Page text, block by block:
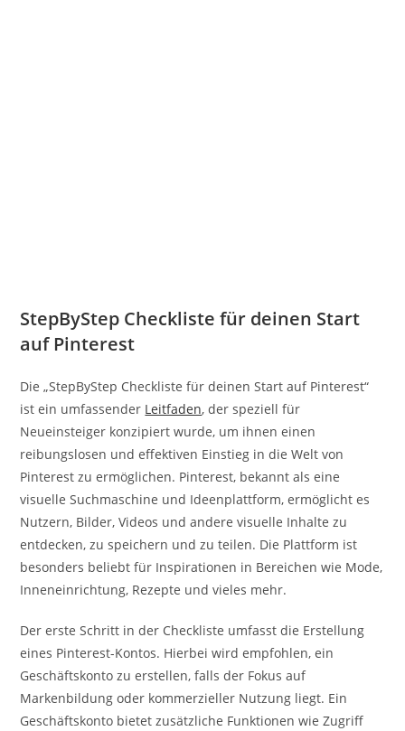
StepByStep Checkliste für deinen Start
auf Pinterest
Die „StepByStep Checkliste für deinen Start auf Pinterest“
ist ein umfassender Leitfaden, der speziell für
Neueinsteiger konzipiert wurde, um ihnen einen
reibungslosen und effektiven Einstieg in die Welt von
Pinterest zu ermöglichen. Pinterest, bekannt als eine
visuelle Suchmaschine und Ideenplattform, ermöglicht es
Nutzern, Bilder, Videos und andere visuelle Inhalte zu
entdecken, zu speichern und zu teilen. Die Plattform ist
besonders beliebt für Inspirationen in Bereichen wie Mode,
Inneneinrichtung, Rezepte und vieles mehr.
Der erste Schritt in der Checkliste umfasst die Erstellung
eines Pinterest-Kontos. Hierbei wird empfohlen, ein
Geschäftskonto zu erstellen, falls der Fokus auf
Markenbildung oder kommerzieller Nutzung liegt. Ein
Geschäftskonto bietet zusätzliche Funktionen wie Zugriff